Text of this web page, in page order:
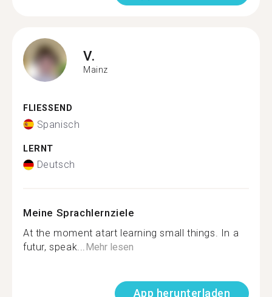
V.
Mainz
FLIESSEND
Spanisch
LERNT
Deutsch
Meine Sprachlernziele
At the moment atart learning small things. In a
futur, speak...Mehr lesen
App herunterladen